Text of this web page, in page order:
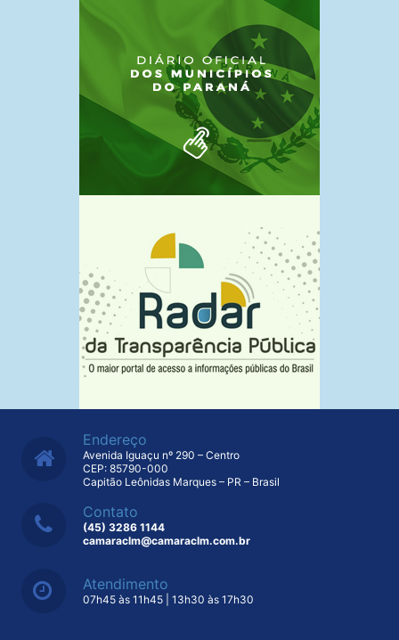
Endereço
Avenida Iguaçu nº 290 – Centro
CEP: 85790-000
Capitão Leônidas Marques – PR – Brasil
Contato
(45) 3286 1144
camaraclm@camaraclm.com.br
Atendimento
07h45 às 11h45 | 13h30 às 17h30